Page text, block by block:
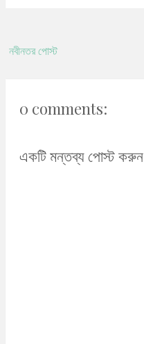
নবীনতর পোস্ট
0 comments:
একটি মন্তব্য পোস্ট করুন